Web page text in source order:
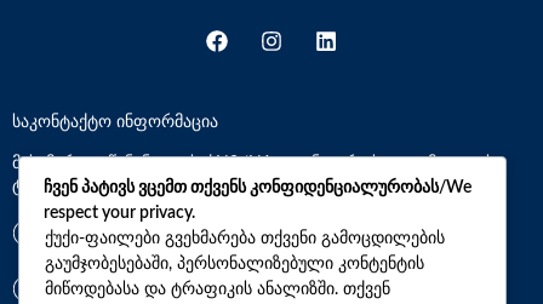
საკონტაქტო ინფორმაცია
მისამართი: წინანდლის ქ.N9 (N1 კლინიკური საავადმყოფოს
ტერიტორია)
*7770
+(995)32 2 800 111
ჩვენ პატივს ვცემთ თქვენს კონფიდენციალურობას/We
respect your privacy.
ქუქი-ფაილები გვეხმარება თქვენი გამოცდილების
გაუმჯობესებაში, პერსონალიზებული კონტენტის
მიწოდებასა და ტრაფიკის ანალიზში. თქვენ